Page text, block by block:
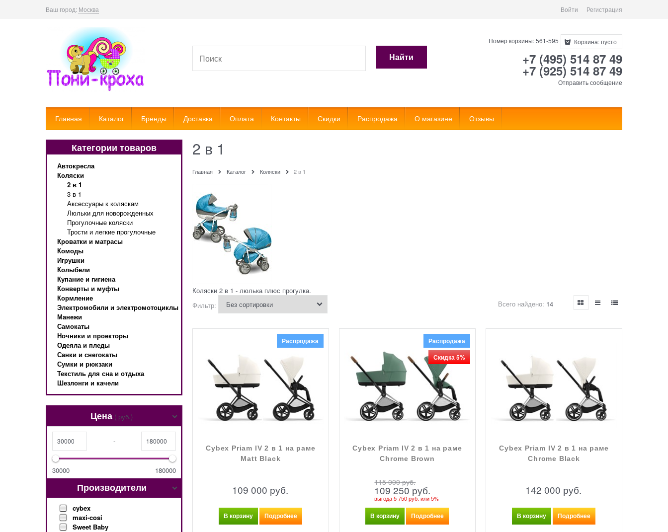
Ваш город: Москва Войти Регистрация
Найти
Номер корзины: 561-595 Корзина:пусто
+7 (495) 514 87 49
+7 (925) 514 87 49
Отправить сообщение
Главная Каталог Бренды Доставка Оплата Контакты Скидки Распродажа О магазине Отзывы
Категории товаров
Автокресла
Коляски
2 в 1
3 в 1
Аксессуары к коляскам
Люльки для новорожденных
Прогулочные коляски
Трости и легкие прогулочные
Кроватки и матрасы
Комоды
Игрушки
Колыбели
Купание и гигиена
Конверты и муфты
Кормление
Электромобили и электромотоциклы
Манежи
Самокаты
Ночники и проекторы
Одеяла и пледы
Санки и снегокаты
Сумки и рюкзаки
Текстиль для сна и отдыха
Шезлонги и качели
Цена ( руб.)
-
30000 180000
Производители
cybex
maxi-cosi
Sweet Baby
2 в 1
Главная Каталог Коляски 2 в 1
Коляски 2 в 1 - люлька плюс прогулка.
Фильтр:
Всего найдено: 14
Cybex Priam IV 2 в 1 на раме
Matt Black
Распродажа
109 000 руб.
В корзину Подробнее
Cybex Priam IV 2 в 1 на раме
Chrome Brown
Распродажа
Скидка 5%
115 000 руб.
109 250 руб.
выгода5 750 руб.или5%
В корзину Подробнее
Cybex Priam IV 2 в 1 на раме
Chrome Black
142 000 руб.
В корзину Подробнее